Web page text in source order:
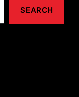
SEARCH